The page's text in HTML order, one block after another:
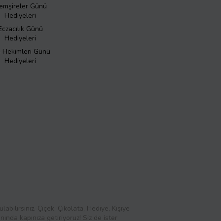
Günü
Hediyeleri
Günü
Hediyeleri
Hekimleri Günü
Hediyeleri
Çiçek, Çikolata, Hediye, Kişiye
kapınıza getiriyoruz! Siz de ister